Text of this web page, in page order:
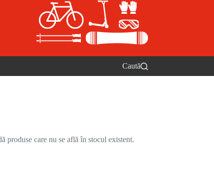
Caută
produse care nu se află în stocul existent.